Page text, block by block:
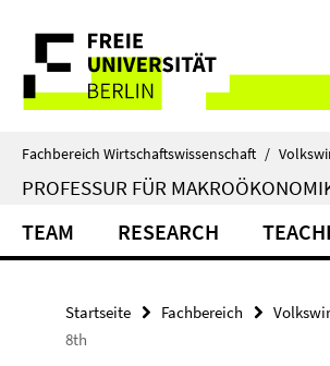
direkt
Inhalt
Service-
Navigation
Fachbereich Wirtschaftswissenschaft /
PROFESSUR FÜR
TEAM RESEARCH
Startseite Fachbereich
8th